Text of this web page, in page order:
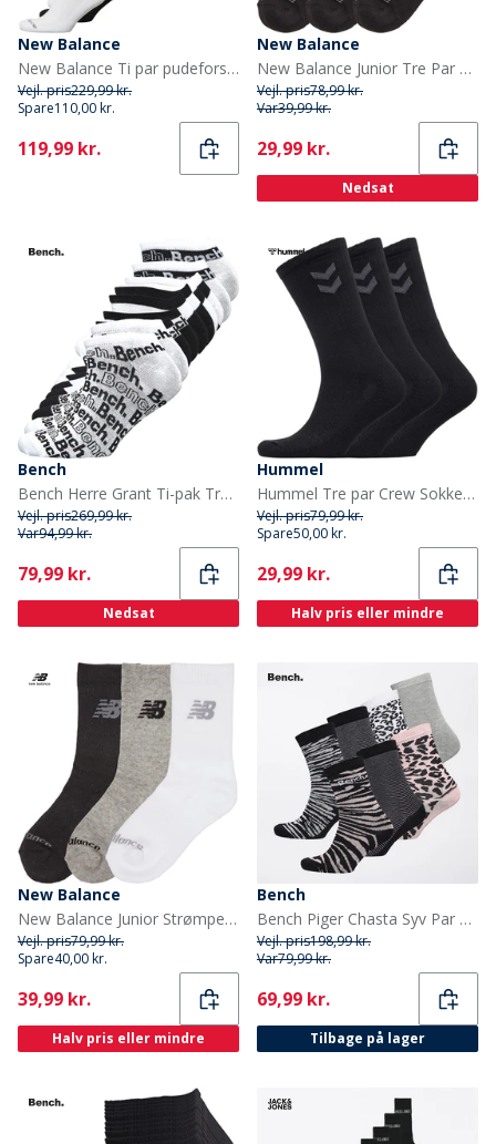
New Balance
New Balance Ti par pudeforstærkede strømper Sort/Hvid
Vejl. pris229,99 kr.
Spare110,00 kr.
Current
119,99 kr.
New Balance
New Balance Junior Tre Par Polstrede Crew Sokker Sort
Vejl. pris78,99 kr.
Var39,99 kr.
Current
29,99 kr.
Nedsat
Bench
Bench Herre Grant Ti-pak Trainer Liner Sokker Assorteret
Vejl. pris269,99 kr.
Var94,99 kr.
Current
79,99 kr.
Nedsat
Hummel
Hummel Tre par Crew Sokker Sort
Vejl. pris79,99 kr.
Spare50,00 kr.
Current
29,99 kr.
Halv pris eller mindre
New Balance
New Balance Junior Strømper med Polstring 3-Pak Multi
Vejl. pris79,99 kr.
Spare40,00 kr.
Current
39,99 kr.
Halv pris eller mindre
Bench
Bench Piger Chasta Syv Par Sokker Assorteret
Vejl. pris198,99 kr.
Var79,99 kr.
Current
69,99 kr.
Tilbage på lager